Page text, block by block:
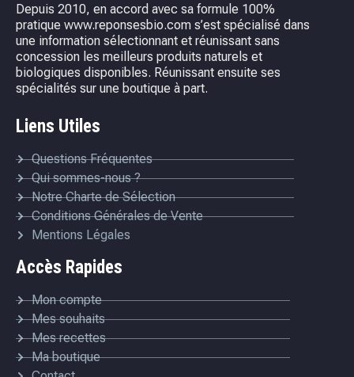
Depuis 2010, en accord avec sa formule 100%
pratique www.reponsesbio.com s’est spécialisé dans
une information sélectionnant et réunissant sans
concession les meilleurs produits naturels et
biologiques disponibles. Réunissant ensuite ses
spécialités sur une boutique à part.
Liens Utiles
Questions Fréquentes
Qui sommes-nous ?
Notre Charte de Sélection
Conditions Générales de Vente
Mentions Légales
Accès Rapides
Mon compte
Mes souhaits
Mes recettes
Ma boutique